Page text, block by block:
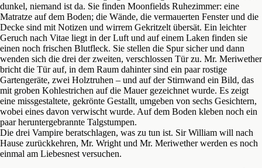
dunkel, niemand ist da. Sie finden Moonfields Ruhezimmer: eine
Matratze auf dem Boden; die Wände, die vermauerten Fenster und die
Decke sind mit Notizen und wirrem Gekritzelt übersät. Ein leichter
Geruch nach Vitae liegt in der Luft und auf einem Laken finden sie
einen noch frischen Blutfleck. Sie stellen die Spur sicher und dann
wenden sich die drei der zweiten, verschlossen Tür zu. Mr. Meriwether
bricht die Tür auf, in dem Raum dahinter sind ein paar rostige
Gartengeräte, zwei Holztruhen – und auf der Stirnwand ein Bild, das
mit groben Kohlestrichen auf die Mauer gezeichnet wurde. Es zeigt
eine missgestaltete, gekrönte Gestallt, umgeben von sechs Gesichtern,
wobei eines davon verwischt wurde. Auf dem Boden kleben noch ein
paar heruntergebrannte Talgstumpen.
Die drei Vampire beratschlagen, was zu tun ist. Sir William will nach
Hause zurückkehren, Mr. Wright und Mr. Meriwether werden es noch
einmal am Liebesnest versuchen.